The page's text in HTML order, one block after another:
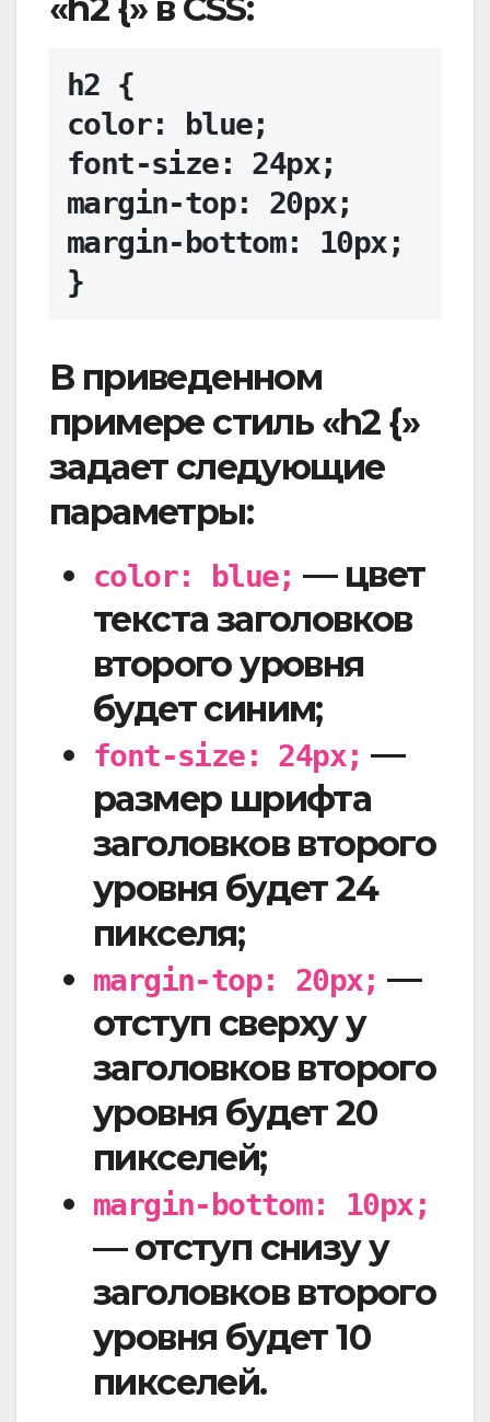
«h2 {» в CSS:
h2 {
color: blue;
font-size: 24px;
margin-top: 20px;
margin-bottom: 10px;
В приведенном
примере стиль «h2 {»
задает следующие
параметры:
color: blue; — цвет
текста заголовков
второго уровня
будет синим;
font-size: 24px; —
размер шрифта
заголовков второго
уровня будет 24
пикселя;
margin-top: 20px; —
отступ сверху у
заголовков второго
уровня будет 20
пикселей;
margin-bottom: 10px;
— отступ снизу у
заголовков второго
уровня будет 10
пикселей.